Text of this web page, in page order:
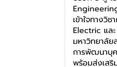
เข้าใจทางวิ
Electric แล
มหาวิทยาลั
การพัฒนาบุค
พร้อมส่งเสริ